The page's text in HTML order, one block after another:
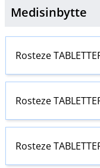
Medisinbytte
Rosteze
Rosteze
Rosteze